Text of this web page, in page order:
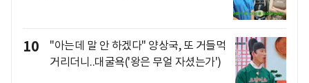
10
"아는데 말 안 하겠다" 양상국, 또 거들먹
거리더니..대굴욕('왕은 무얼 자셨는가')